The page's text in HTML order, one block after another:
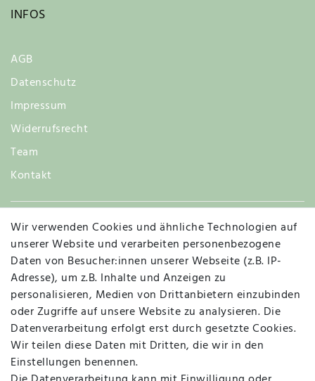
INFOS
AGB
Datenschutz
Impressum
Widerrufsrecht
Team
Kontakt
Widerruf
Vertrag widerrufen Kontakt
MAPALI VOR ORT
Wir verwenden Cookies und ähnliche Technologien auf
unserer Website und verarbeiten personenbezogene
Daten von Besucher:innen unserer Webseite (z.B. IP-
Adresse), um z.B. Inhalte und Anzeigen zu
personalisieren, Medien von Drittanbietern einzubinden
oder Zugriffe auf unsere Website zu analysieren. Die
Datenverarbeitung erfolgt erst durch gesetzte Cookies.
Wir teilen diese Daten mit Dritten, die wir in den
Einstellungen benennen.